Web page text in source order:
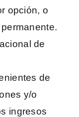
opción, o
de
de
y/o
ingresos